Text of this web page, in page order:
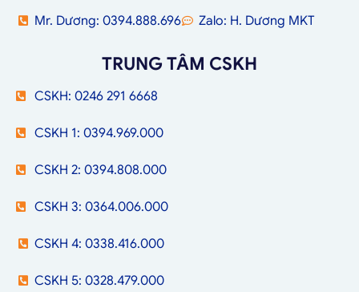
Mr. Dương: 0394.888.696 Zalo: H. Dương MKT
TRUNG TÂM CSKH
CSKH: 0246 291 6668
CSKH 1: 0394.969.000
CSKH 2: 0394.808.000
CSKH 3: 0364.006.000
CSKH 4: 0338.416.000
CSKH 5: 0328.479.000